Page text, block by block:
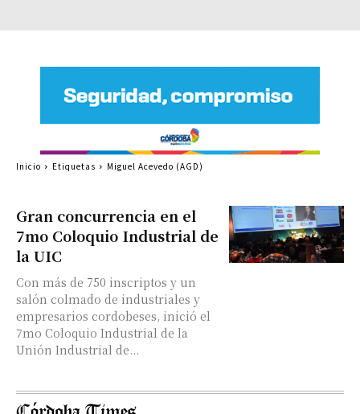
Gran concurrencia en el
7mo Coloquio Industrial de
la UIC
Con más de 750 inscriptos y un
salón colmado de industriales y
empresarios cordobeses, inició el
7mo Coloquio Industrial de la
Unión Industrial de...
Inicio Etiquetas Miguel Acevedo (AGD)